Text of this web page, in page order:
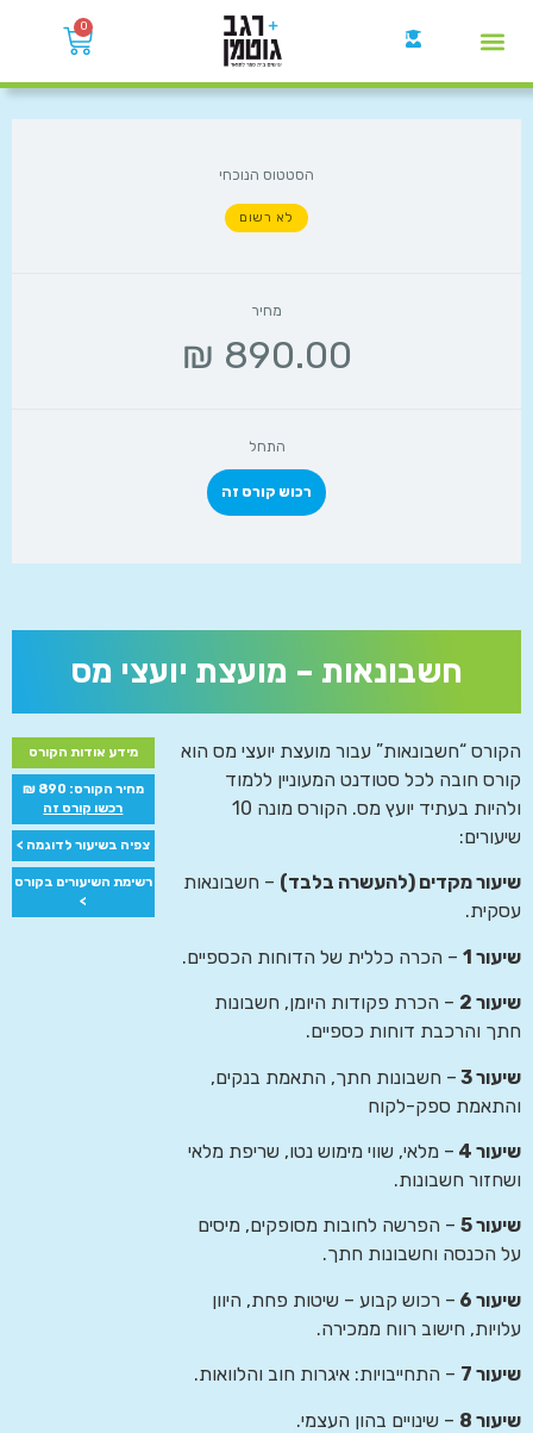
0
הסטטוס הנוכחי
לא רשום
מחיר
התחל
רכוש קורס זה
חשבונאות – מועצת יועצי מס
מידע אודות הקורס
מחיר הקורס: 890 ₪
רכשו קורס זה
צפיה בשיעור לדוגמה >
רשימת השיעורים בקורס
>
הקורס “חשבונאות” עבור מועצת יועצי מס הוא
קורס חובה לכל סטודנט המעוניין ללמוד
ולהיות בעתיד יועץ מס. הקורס מונה 10
שיעורים:
שיעור מקדים (להעשרה בלבד) – חשבונאות
עסקית.
שיעור 1 – הכרה כללית של הדוחות הכספיים.
שיעור 2
– הכרת פקודות היומן, חשבונות
חתך והרכבת דוחות כספיים.
שיעור 3
– חשבונות חתך, התאמת בנקים,
והתאמת ספק-לקוח
שיעור 4
– מלאי, שווי מימוש נטו, שריפת מלאי
ושחזור חשבונות.
שיעור 5
– הפרשה לחובות מסופקים, מיסים
על הכנסה וחשבונות חתך.
שיעור 6
– רכוש קבוע – שיטות פחת, היוון
עלויות, חישוב רווח ממכירה.
שיעור 7 – התחייבויות: איגרות חוב והלוואות.
שיעור 8 – שינויים בהון העצמי.